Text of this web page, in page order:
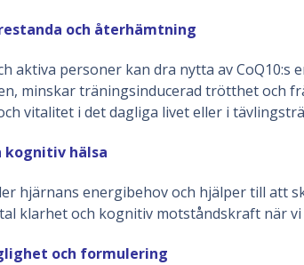
och återhämtning
aktiva personer kan dra nytta av
minskar träningsinducerad trötthet och
vitalitet i det dagliga livet eller i
kognitiv hälsa
hjärnans energibehov och hjälper till att
klarhet och kognitiv motståndskraft när
och formulering